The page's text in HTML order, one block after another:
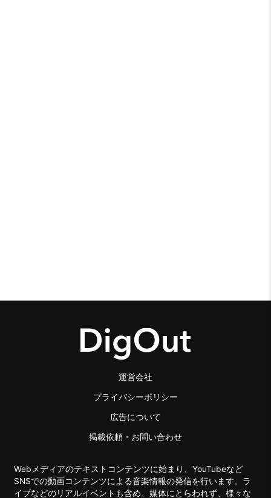
運営会社
プライバシーポリシー
広告について
掲載依頼・お問い合わせ
Webメディアのテキストコンテンツに始まり、YouTubeなど
SNSでの動画コンテンツによる音楽情報の発信を行います。ラ
イブなどのリアルイベントも含め、媒体にとらわれず、様々な